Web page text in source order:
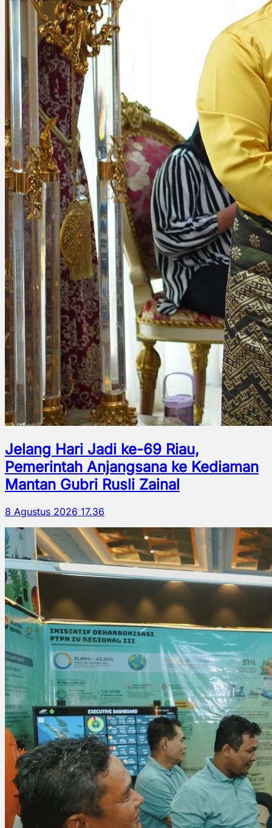
Jelang Hari Jadi ke-69 Riau,
Pemerintah Anjangsana ke Kediaman
Mantan Gubri Rusli Zainal
8 Agustus 2026 17.36